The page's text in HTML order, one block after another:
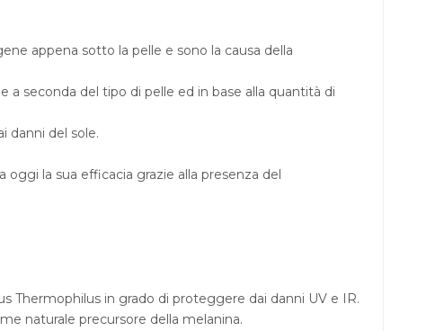
appena sotto la pelle e sono la causa della
a seconda del tipo di pelle ed in base alla quantità di
danni del sole.
la sua efficacia grazie alla presenza del
Thermophilus in grado di proteggere dai danni UV e IR.
naturale precursore della melanina.